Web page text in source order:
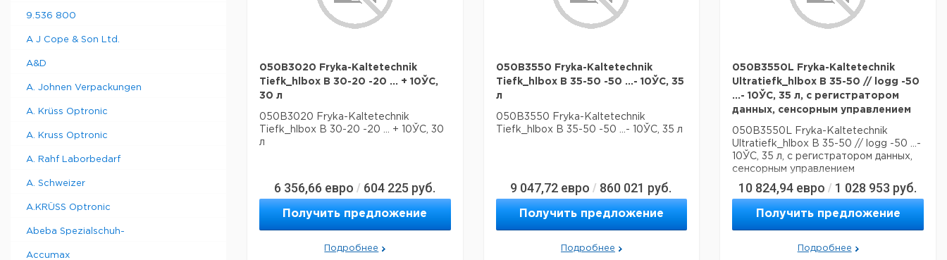
9.536 800
A J Cope & Son Ltd.
A&D
A. Johnen Verpackungen
A. Krüss Optronic
A. Kruss Optronic
A. Rahf Laborbedarf
A. Schweizer
A.KRÜSS Optronic
Abeba Spezialschuh-
Accumax
050B3020 Fryka-Kaltetechnik
Tiefk_hlbox B 30-20 -20 ... + 10ЎC,
30 л
050B3020 Fryka-Kaltetechnik
Tiefk_hlbox B 30-20 -20 ... + 10ЎC, 30
л
6 356,66 евро / 604 225 руб.
Получить предложение
Подробнее
050B3550 Fryka-Kaltetechnik
Tiefk_hlbox B 35-50 -50 ...- 10ЎC, 35
л
050B3550 Fryka-Kaltetechnik
Tiefk_hlbox B 35-50 -50 ...- 10ЎC, 35 л
9 047,72 евро / 860 021 руб.
Получить предложение
Подробнее
050B3550L Fryka-Kaltetechnik
Ultratiefk_hlbox B 35-50 // logg -50
...- 10ЎC, 35 л, с регистратором
данных, сенсорным управлением
050B3550L Fryka-Kaltetechnik
Ultratiefk_hlbox B 35-50 // logg -50 ...-
10ЎC, 35 л, с регистратором данных,
сенсорным управлением
10 824,94 евро / 1 028 953 руб.
Получить предложение
Подробнее